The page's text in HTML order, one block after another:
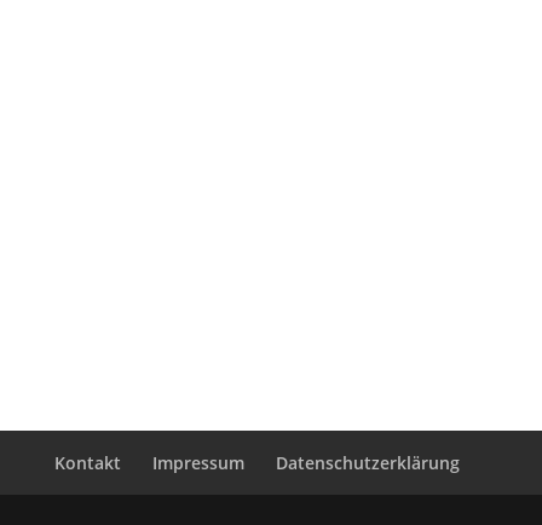
Kontakt Impressum Datenschutzerklärung